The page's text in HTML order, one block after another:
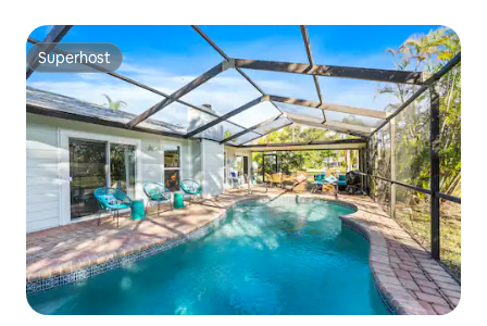
Superhost
Superhost